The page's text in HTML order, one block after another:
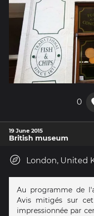
0
19 June 2015
British museum
London, United
Au programme de
Avis mitigés sur
impressionnée par